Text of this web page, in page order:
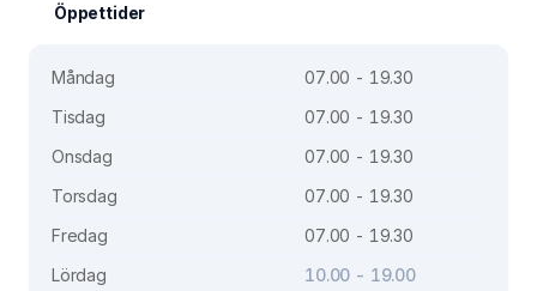
Öppettider
Måndag
07.00 - 19.30
Tisdag
07.00 - 19.30
Onsdag
07.00 - 19.30
Torsdag
07.00 - 19.30
Fredag
07.00 - 19.30
Lördag
10.00 - 19.00